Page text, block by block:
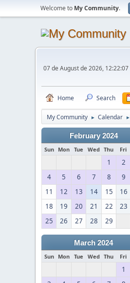
Welcome to My Community.
07 de August de 2026, 12:22:07
Home Search
My Community ► Calendar ►
February 2024
Sun Mon Tue Wed Thu Fri
1 2
4
5 6 7 8 9
11
12 13 14 15 16
18
19 20 21 22 23
25
26 27 28 29
March 2024
Sun Mon Tue Wed Thu Fri
1